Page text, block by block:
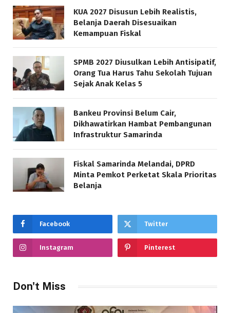
KUA 2027 Disusun Lebih Realistis,
Belanja Daerah Disesuaikan
Kemampuan Fiskal
SPMB 2027 Diusulkan Lebih Antisipatif,
Orang Tua Harus Tahu Sekolah Tujuan
Sejak Anak Kelas 5
Bankeu Provinsi Belum Cair,
Dikhawatirkan Hambat Pembangunan
Infrastruktur Samarinda
Fiskal Samarinda Melandai, DPRD
Minta Pemkot Perketat Skala Prioritas
Belanja
Facebook Twitter
Instagram Pinterest
Don't Miss